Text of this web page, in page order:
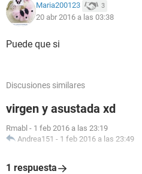
Maria200123 3
20 abr 2016 a las 03:38
Puede que si
Discusiones similares
virgen y asustada xd
Rmabl - 1 feb 2016 a las 23:19
Andrea151 - 1 feb 2016 a las 23:49
1 respuesta